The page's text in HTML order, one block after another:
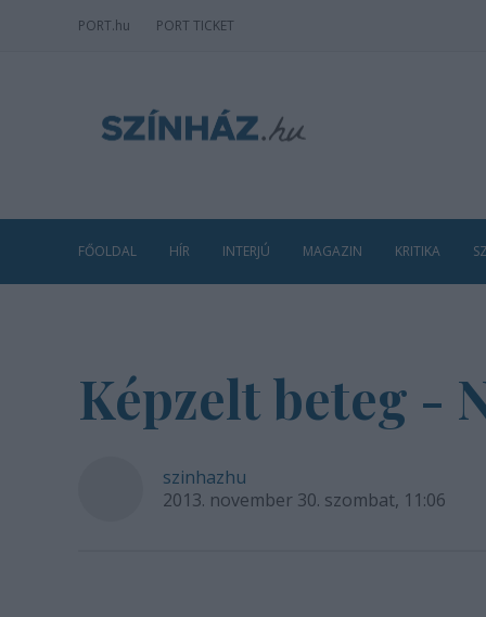
PORT.hu PORT TICKET
FŐOLDAL HÍR INTERJÚ MAGAZIN KRITIKA
Képzelt beteg -
szinhazhu
2013. november 30. szombat, 11:06